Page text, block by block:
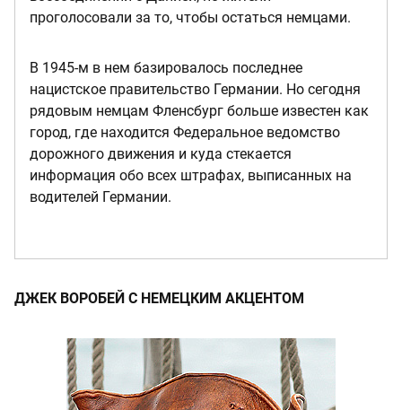
проголосовали за то, чтобы остаться немцами.
В 1945-м в нем базировалось последнее
нацистское правительство Германии. Но сегодня
рядовым немцам Фленсбург больше известен как
город, где находится Федеральное ведомство
дорожного движения и куда стекается
информация обо всех штрафах, выписанных на
водителей Германии.
ДЖЕК ВОРОБЕЙ С НЕМЕЦКИМ АКЦЕНТОМ